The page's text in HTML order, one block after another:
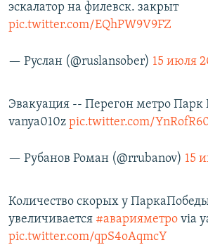
эскалатор на филевск. закрыт
pic.twitter.com/EQhPW9V9FZ
— Руслан (@ruslansober) 15 июля
Эвакуация -- Перегон метро Парк
vanya010z pic.twitter.com/
— Рубанов Роман (@rrubanov) 15
Количество скорых у
увеличивается #аварияметро via
pic.twitter.com/qpS4oAqmcY